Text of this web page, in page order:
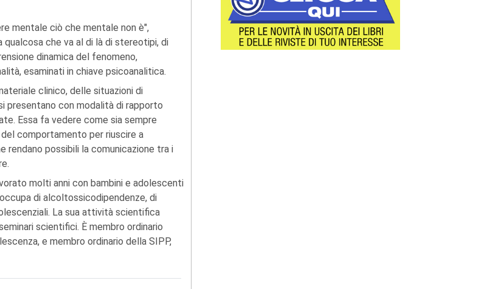
mentale ciò che mentale non è",
che va al di là di stereotipi, di
dinamica del fenomeno,
esaminati in chiave psicoanalitica.
clinico, delle situazioni di
presentano con modalità di rapporto
Essa fa vedere come sia sempre
comportamento per riuscire a
rendano possibili la comunicazione tra i
molti anni con bambini e adolescenti
di alcoltossicodipendenze, di
La sua attività scientifica
scientifici. È membro ordinario
e membro ordinario della SIPP,